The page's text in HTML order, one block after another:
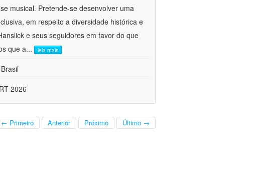
musical. Pretende-se desenvolver uma
em respeito a diversidade histórica e
e seus seguidores em favor do que
que a... leia mais
2026
← Primeiro Anterior Próximo Último →